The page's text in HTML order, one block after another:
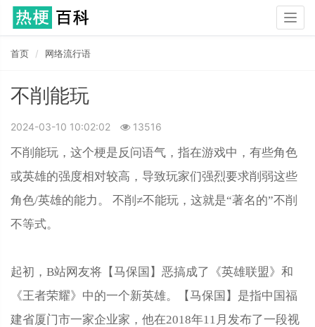
首页 网络流行语
不削能玩
2024-03-10 10:02:02 13516
不削能玩，这个梗是反问语气，指在游戏中，有些角色
或英雄的强度相对较高，导致玩家们强烈要求削弱这些
角色/英雄的能力。 不削≠不能玩，这就是“著名的”不削
不等式。
起初，B站网友将【马保国】恶搞成了《英雄联盟》和
《王者荣耀》中的一个新英雄。【马保国】是指中国福
建省厦门市一家企业家，他在2018年11月发布了一段视